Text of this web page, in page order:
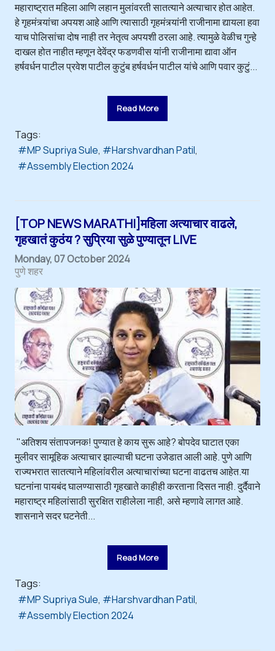
महाराष्ट्रात महिला आणि लहान मुलांवरती सातत्याने अत्याचार होत आहेत.
हे गृहमंत्र्यांचा अपयश आहे आणि त्यासाठी गृहमंत्र्यांनी राजीनामा द्यायला हवा
याच पोलिसांचा दोष नाही तर नेतृत्व अपयशी ठरला आहे. त्यामुळे वेळीच गुन्हे
दाखल होत नाहीत म्हणून देवेंद्र फडणवीस यांनी राजीनामा द्यावा ऑन
हर्षवर्धन पाटील प्रवेश पाटील कुटुंब हर्षवर्धन पाटील यांचे आणि पवार कुटुं...
Read More
Tags:
MP Supriya Sule
Harshvardhan Patil
Assembly Election 2024
[TOP NEWS MARATHI]महिला अत्याचार वाढले,
गृहखातं कुठंय ? सुप्रिया सुळे पुण्यातून LIVE
Monday, 07 October 2024
पुणे शहर
"अतिशय संतापजनक! पुण्यात हे काय सुरू आहे? बोपदेव घाटात एका
मुलीवर सामूहिक अत्याचार झाल्याची घटना उजेडात आली आहे. पुणे आणि
राज्यभरात सातत्याने महिलांवरील अत्याचारांच्या घटना वाढतच आहेत.या
घटनांना पायबंद घालण्यासाठी गृहखाते काहीही करताना दिसत नाही. दुर्दैवाने
महाराष्ट्र महिलांसाठी सुरक्षित राहीलेला नाही, असे म्हणावे लागत आहे.
शासनाने सदर घटनेती...
Read More
Tags:
MP Supriya Sule
Harshvardhan Patil
Assembly Election 2024